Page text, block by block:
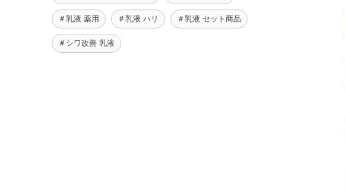
＃乳液 薬用 ＃乳液 ハリ ＃乳液 セット商品
＃シワ改善 乳液